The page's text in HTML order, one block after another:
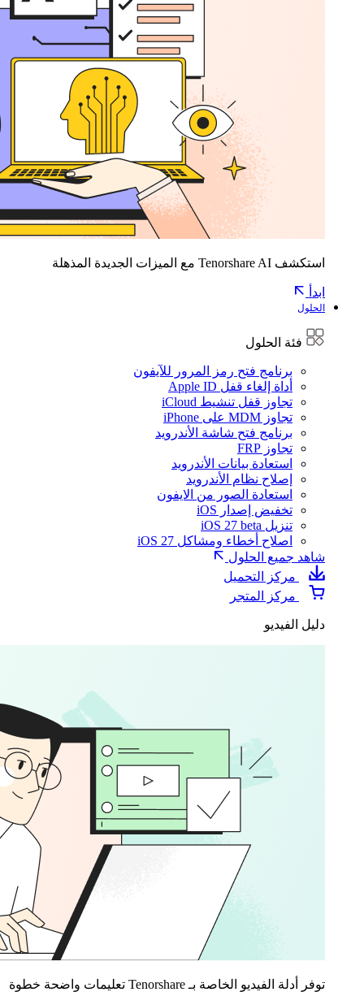
استكشف Tenorshare AI مع الميزات الجديدة المذهلة
ابدأ
الحلول
فئة الحلول
برنامج فتح رمز المرور للآيفون
أداة إلغاء قفل Apple ID
تجاوز قفل تنشيط iCloud
تجاوز MDM على iPhone
برنامج فتح شاشة الأندرويد
تجاوز FRP
استعادة بيانات الأندرويد
إصلاح نظام الأندرويد
استعادة الصور من الايفون
تخفيض إصدار iOS
تنزيل iOS 27 beta
اصلاح أخطاء ومشاكل iOS 27
شاهد جميع الحلول
مركز التحميل
مركز المتجر
دليل الفيديو
توفر أدلة الفيديو الخاصة بـ Tenorshare تعليمات واضحة خطوة